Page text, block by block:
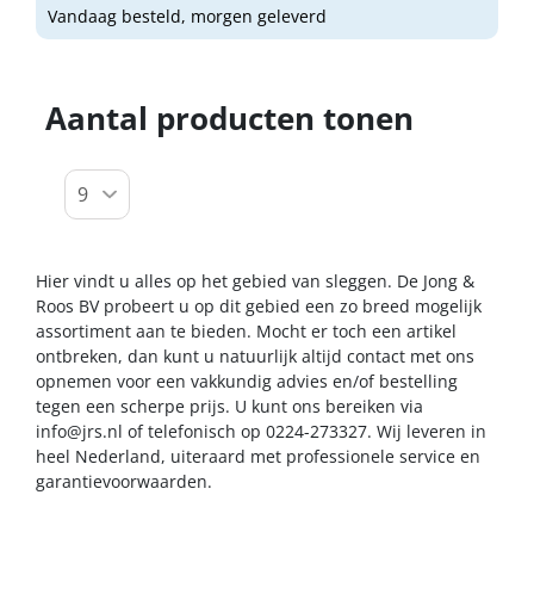
Vandaag besteld, morgen geleverd
Aantal producten tonen
Hier vindt u alles op het gebied van sleggen. De Jong &
Roos BV probeert u op dit gebied een zo breed mogelijk
assortiment aan te bieden. Mocht er toch een artikel
ontbreken, dan kunt u natuurlijk altijd contact met ons
opnemen voor een vakkundig advies en/of bestelling
tegen een scherpe prijs. U kunt ons bereiken via
info@jrs.nl of telefonisch op 0224-273327. Wij leveren in
heel Nederland, uiteraard met professionele service en
garantievoorwaarden.